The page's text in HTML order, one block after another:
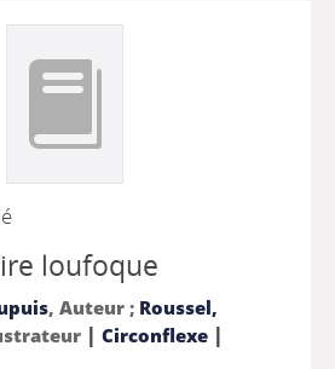
loufoque
, Auteur ; Roussel,
| Circonflexe|